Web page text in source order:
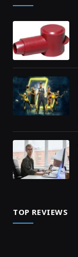
TOP REVIEWS